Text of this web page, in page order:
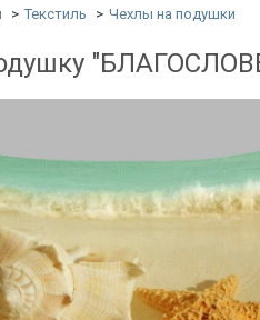
Текстиль Чехлы на подушки